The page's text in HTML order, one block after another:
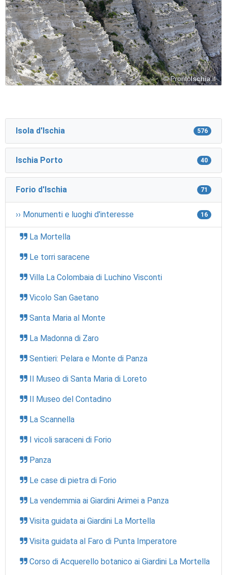
Isola d'Ischia 576
Ischia Porto 40
Forio d'Ischia 71
›› Monumenti e luoghi d'interesse 16
La Mortella
Le torri saracene
Villa La Colombaia di Luchino Visconti
Vicolo San Gaetano
Santa Maria al Monte
La Madonna di Zaro
Sentieri: Pelara e Monte di Panza
Il Museo di Santa Maria di Loreto
Il Museo del Contadino
La Scannella
I vicoli saraceni di Forio
Panza
Le case di pietra di Forio
La vendemmia ai Giardini Arimei a Panza
Visita guidata ai Giardini La Mortella
Visita guidata al Faro di Punta Imperatore
Corso di Acquerello botanico ai Giardini La Mortella